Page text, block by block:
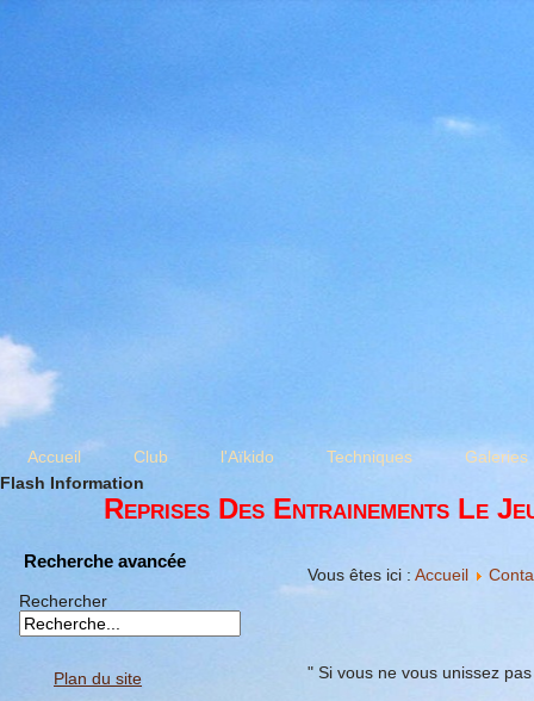
Accueil Club l'Aïkido Techniques
Galeries
Flash Information
Reprises Des Entrainements Le
Recherche avancée
Rechercher
Plan du site
Vous êtes ici : Accueil
" Si vous ne vous unissez